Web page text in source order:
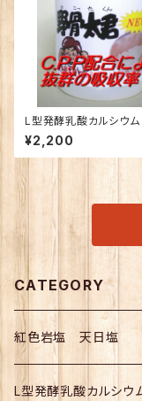
L型発酵乳酸カルシウム
君120g入 ご飯が美味し
シウム
¥2,200
CATEGORY
紅色岩塩 天日塩
L型発酵乳酸カルシウ